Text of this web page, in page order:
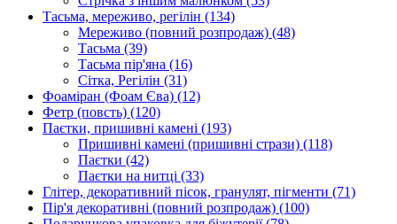
Тасьма, мереживо, регілін (134)
Мереживо (повний розпродаж) (48)
Тасьма (39)
Тасьма пір'яна (16)
Сітка, Регілін (31)
Фоаміран (Фоам Єва) (12)
Фетр (повсть) (120)
Паєтки, пришивні камені (193)
Пришивні камені (пришивні стрази) (118)
Паєтки (42)
Паєтки на нитці (33)
Глітер, декоративний пісок, гранулят, пігменти (71)
Пір'я декоративні (повний розпродаж) (100)